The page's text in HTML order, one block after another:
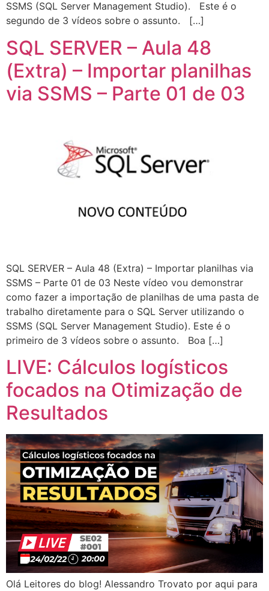
SSMS (SQL Server Management Studio). Este é o
segundo de 3 vídeos sobre o assunto. […]
SQL SERVER – Aula 48
(Extra) – Importar planilhas
via SSMS – Parte 01 de 03
SQL SERVER – Aula 48 (Extra) – Importar planilhas via
SSMS – Parte 01 de 03 Neste vídeo vou demonstrar
como fazer a importação de planilhas de uma pasta de
trabalho diretamente para o SQL Server utilizando o
SSMS (SQL Server Management Studio). Este é o
primeiro de 3 vídeos sobre o assunto. Boa […]
LIVE: Cálculos logísticos
focados na Otimização de
Resultados
Olá Leitores do blog! Alessandro Trovato por aqui para